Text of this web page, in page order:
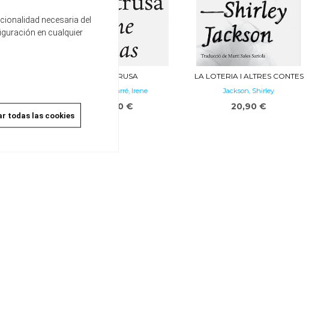
LA INTRUSA
Pujadas Farré, Irene
18,90 €
LA LOTERIA I ALTRES CONTES
Jackson, Shirley
20,90 €
necesaria del
en cualquier
todas las cookies